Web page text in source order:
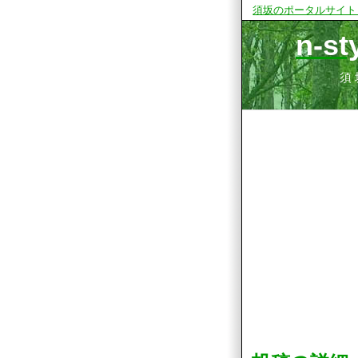
須坂のポータルサイ
n-
須